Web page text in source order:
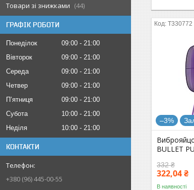
Товари зі знижками
44
ГРАФІК РОБОТИ
Понеділок 09:00
21:00
Вівторок
09:00
21:00
Середа
09:00
21:00
Четвер
09:00
21:00
Пʼятниця
09:00
21:00
Субота
10:00
21:00
Неділя
10:00 21:00
КОНТАКТИ
+380 (96) 445-00-55
T330772
–3%
BULLET
332 ₴
322,04 ₴
В наявності